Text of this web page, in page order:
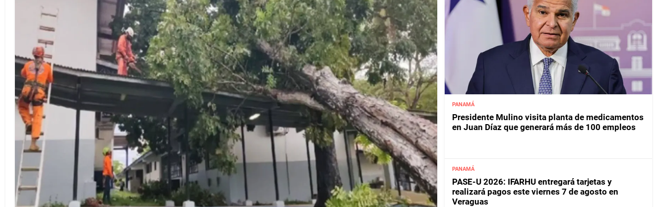
PANAMÁ
Presidente Mulino visita planta de medicamentos
en Juan Díaz que generará más de 100 empleos
PANAMÁ
PASE-U 2026: IFARHU entregará tarjetas y
realizará pagos este viernes 7 de agosto en
Veraguas